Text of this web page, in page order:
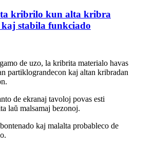
kribrilo kun alta kribra
kaj stabila funkciado
de uzo, la kribrita materialo havas
partiklograndecon kaj altan kribradan
de ekranaj tavoloj povas esti
laŭ malsamaj bezonoj.
kaj malalta probableco de